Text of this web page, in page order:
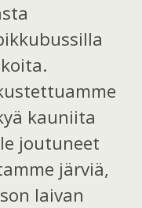
kauniita
joutuneet
järviä,
laivan